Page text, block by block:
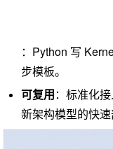
：Python 写
步模板。
可复用：标准化
新架构模型的快速